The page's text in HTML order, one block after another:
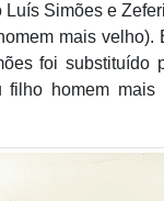
Luís Simões e
mais velho).
foi substituído
filho homem